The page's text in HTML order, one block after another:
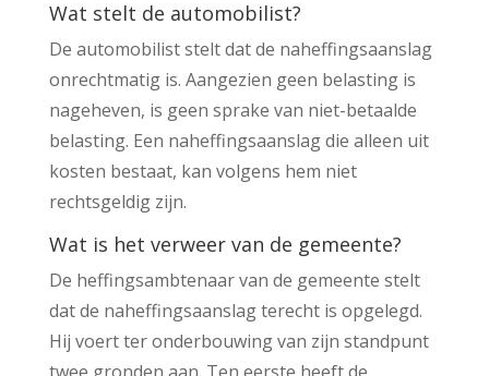
Wat stelt de automobilist?
De automobilist stelt dat de naheffingsaanslag
onrechtmatig is. Aangezien geen belasting is
nageheven, is geen sprake van niet-betaalde
belasting. Een naheffingsaanslag die alleen uit
kosten bestaat, kan volgens hem niet
rechtsgeldig zijn.
Wat is het verweer van de gemeente?
De heffingsambtenaar van de gemeente stelt
dat de naheffingsaanslag terecht is opgelegd.
Hij voert ter onderbouwing van zijn standpunt
twee gronden aan. Ten eerste heeft de